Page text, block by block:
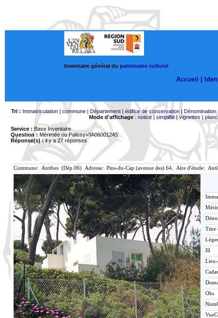
Inventaire général du patrimoine culturel
Accueil |
Tri : Immatriculation| commune| Département| édifice de conservation| Dénomination
Mode d'affichage: notice| simplifié|vignettes |
Service : Base Inventaire
Question : Mérimée ou Palissy='IA06001245'
Réponse(s) :il y a 27 réponses
Commune: Antibes (Dép.06) Adresse: Pins-du-Cap (avenue des) 64. Aire d'étude:
Titre
Ill
Obs